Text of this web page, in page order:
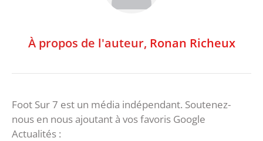
À propos de l'auteur, Ronan Richeux
Foot Sur 7 est un média indépendant. Soutenez-
nous en nous ajoutant à vos favoris Google
Actualités :